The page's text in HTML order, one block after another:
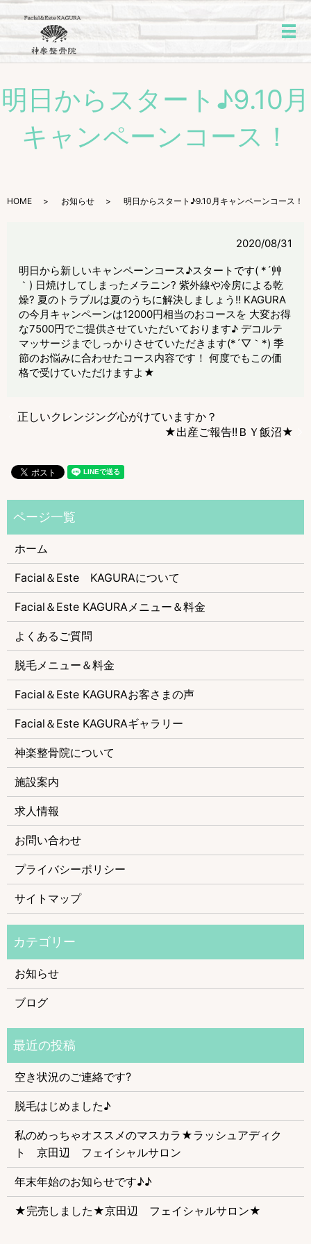
メ
明日からスタート♪9.10月
キャンペーンコース！
HOME お知らせ 明日からスタート♪9.10月キャンペーンコース！
2020/08/31
明日から新しいキャンペーンコース♪スタートです( *´艸
｀) 日焼けしてしまったメラニン? 紫外線や冷房による乾
燥? 夏のトラブルは夏のうちに解決しましょう‼ KAGURA
の今月キャンペーンは12000円相当のおコースを 大変お得
な7500円でご提供させていただいております♪ デコルテ
マッサージまでしっかりさせていただきます(*´▽｀*) 季
節のお悩みに合わせたコース内容です！ 何度でもこの価
格で受けていただけますよ★
正しいクレンジング心がけていますか？
★出産ご報告!!ＢＹ飯沼★
ホーム
Facial＆Este KAGURAについて
Facial＆Este KAGURAメニュー＆料金
よくあるご質問
脱毛メニュー＆料金
Facial＆Este KAGURAお客さまの声
Facial＆Este KAGURAギャラリー
神楽整骨院について
施設案内
求人情報
お問い合わせ
プライバシーポリシー
サイトマップ
お知らせ
ブログ
空き状況のご連絡です?
脱毛はじめました♪
私のめっちゃオススメのマスカラ★ラッシュアディク
ト 京田辺 フェイシャルサロン
年末年始のお知らせです♪♪
★完売しました★京田辺 フェイシャルサロン★